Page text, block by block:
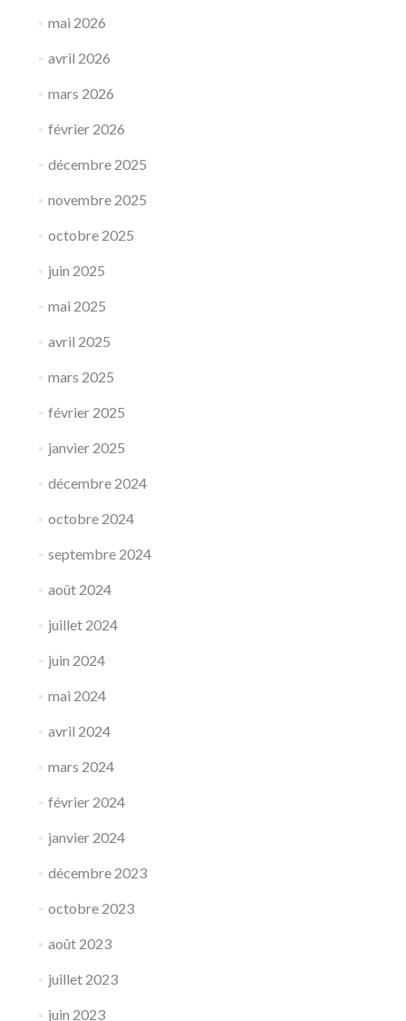
mai 2026
avril 2026
mars 2026
février 2026
décembre 2025
novembre 2025
octobre 2025
juin 2025
mai 2025
avril 2025
mars 2025
février 2025
janvier 2025
décembre 2024
octobre 2024
septembre 2024
août 2024
juillet 2024
juin 2024
mai 2024
avril 2024
mars 2024
février 2024
janvier 2024
décembre 2023
octobre 2023
août 2023
juillet 2023
juin 2023